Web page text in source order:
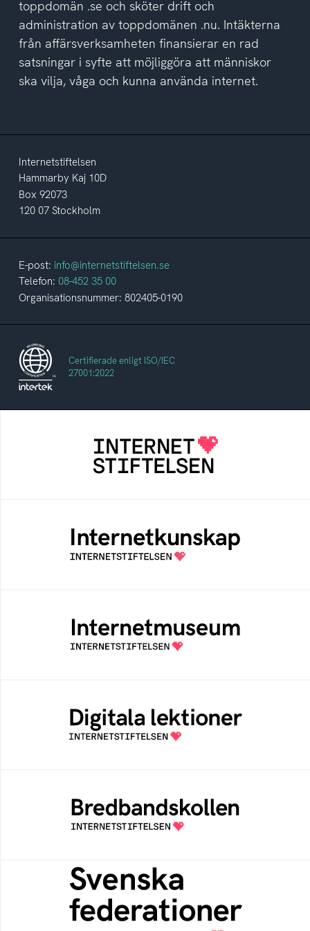
toppdomän .se och sköter drift och
administration av toppdomänen .nu. Intäkterna
från affärsverksamheten finansierar en rad
satsningar i syfte att möjliggöra att människor
ska vilja, våga och kunna använda internet.
Internetstiftelsen
Hammarby Kaj 10D
Box 92073
120 07 Stockholm
E-post: info@internetstiftelsen.se
Telefon: 08-452 35 00
Organisationsnummer: 802405-0190
Certifierade enligt ISO/IEC
27001:2022
Internetstiftelsen verkar för ett internet som
bidrar positivt till människan och samhället
Samlad kunskap som hjälper dig att bli en
säker och medveten internetanvändare
Ett digitalt museum som byggts, och kureras
av Internetstiftelsen
Öppen digital lärresurs med färdiga lektioner
för alla stadier i grundskolan
Bredbandskollen är ett oberoende
konsumentverktyg som drivs av
Internetstiftelsen
Svenska federationer
Grunden för medlemskap i en sektors- eller
kontextspecifik federation